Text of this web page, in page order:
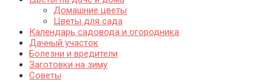
Домашние цветы
Цветы для сада
Календарь садовода и огородника
Дачный участок
Болезни и вредители
Заготовки на зиму
Советы